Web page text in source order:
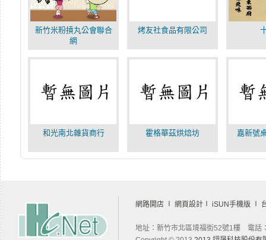
新竹米粉摃丸公會聯合
網
烤友社食品有限公司
和光南北雜貨商行 霍格華茲烘焙坊 嘉新號
網路開店 ∣ 網頁設計 ∣ iSUN手機版 ∣
地址：新竹市北區境福街52號1樓 電